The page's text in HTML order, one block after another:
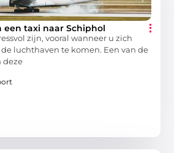
een taxi naar Schiphol
zijn, vooral wanneer u zich
luchthaven te komen. Een van de
deze